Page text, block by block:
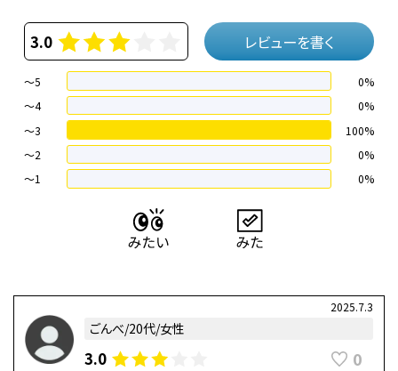
3.0 レビューを書く
～5
0%
～4
0%
〜3
100%
〜2
0%
〜1
0%
2025.7.3
ごんべ/20代/女性
3.0 0